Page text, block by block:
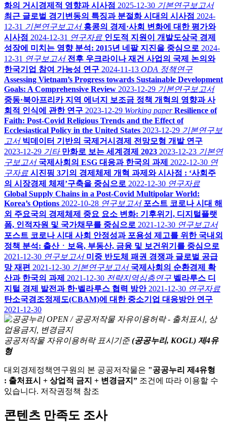
화의 거시경제적 영향과 시사점 2025-12-30 기본연구보고서
최근 글로벌 경기변동의 특징과 분절화 시대의 시사점 2024-
12-31 기본연구보고서 홍콩의 경제·사회 변화에 대한 평가와
시사점 2024-12-31 연구자료 인도적 지원이 개발도상국 경제
성장에 미치는 영향 분석: 2015년 네팔 지진을 중심으로 2024-
12-31 연구보고서 전후 우크라이나 재건 사업의 국제 논의와
한국기업 참여 가능성 연구 2024-11-13 ODA 정책연구
Assessing Vietnam’s Progress towards Sustainable Development
Goals: A Comprehensive Review 2023-12-29 기본연구보고서
중동·북아프리카 지역 에너지 보조금 정책 개혁의 영향과 사
회적 인식에 관한 연구 2023-12-29 Working paper Resilience of
Faith: Post-Covid Religious Trends and the Effect of
Ecclesiastical Policy in the United States 2023-12-29 기본연구보
고서 빅데이터 기반의 국제거시경제 전망모형 개발 연구
2023-12-29 기타 만화로 보는 세계경제 2023 2023-12-23 기본연
구보고서 국제사회의 ESG 대응과 한국의 과제 2022-12-30 연
구자료 시진핑 3기의 경제체제 개혁 과제와 시사점 : ‘사회주
의 시장경제 체제’구축을 중심으로 2022-12-30 연구자료
Global Supply Chains in a Post-Covid Multipolar World:
Korea’s Options 2022-10-28 연구보고서 포스트 코로나 시대 해
외 주요국의 경제체제 중요 요소 변화: 기후위기, 디지털플랫
폼, 인적자원 및 국가채무를 중심으로 2021-12-30 연구보고서
포스트 코로나 시대 사회 안정성과 포용성 제고를 위한 국내외
정책 분석: 출산ㆍ보육, 부동산, 금융 및 보건위기를 중심으로
2021-12-30 연구보고서 미중 반도체 패권 경쟁과 글로벌 공급
망 재편 2021-12-30 기본연구보고서 국제사회의 순환경제 확
산과 한국의 과제
2021-12-30 전략지역심층연구 벨라루스 디
지털 경제 발전과 한·벨라루스 협력 방안 2021-12-30 연구자료
탄소국경조정제도(CBAM)에 대한 중소기업 대응방안 연구
2021-12-30
공공저작물 자유이용허락 표시기준 (공공누리, KOGL) 제4유
형
대외경제정책연구원의 본 공공저작물은 "공공누리 제4유형
: 출처표시 + 상업적 금지 + 변경금지” 조건에 따라 이용할 수
있습니다. 저작권정책 참조
콘텐츠 만족도 조사